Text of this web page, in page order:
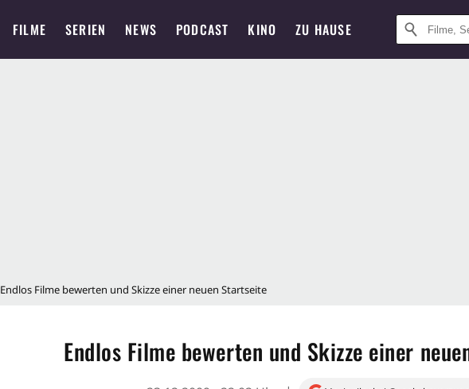
FILME SERIEN NEWS PODCAST KINO ZU HAUSE
Endlos Filme bewerten und Skizze einer neuen Startseite
Endlos Filme bewerten und Skizze einer